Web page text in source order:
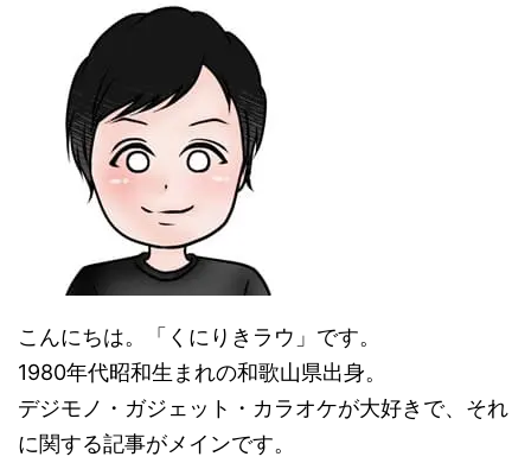
こんにちは。「くにりきラウ」です。
1980年代昭和生まれの和歌山県出身。
デジモノ・ガジェット・カラオケが大好きで、それ
に関する記事がメインです。